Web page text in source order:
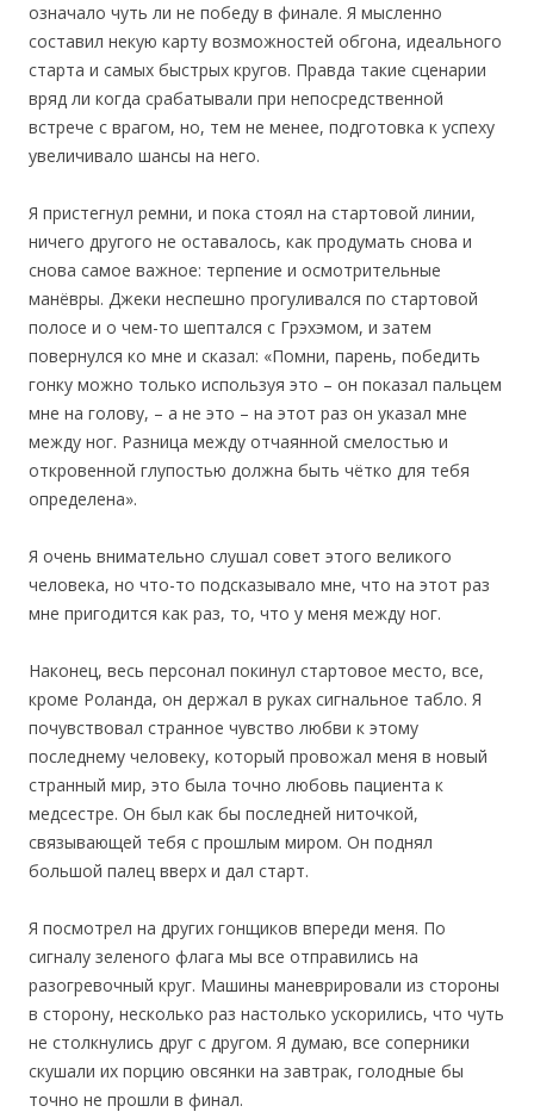
означало чуть ли не победу в финале. Я мысленно
составил некую карту возможностей обгона, идеального
старта и самых быстрых кругов. Правда такие сценарии
вряд ли когда срабатывали при непосредственной
встрече с врагом, но, тем не менее, подготовка к успеху
увеличивало шансы на него.
Я пристегнул ремни, и пока стоял на стартовой линии,
ничего другого не оставалось, как продумать снова и
снова самое важное: терпение и осмотрительные
манёвры. Джеки неспешно прогуливался по стартовой
полосе и о чем-то шептался с Грэхэмом, и затем
повернулся ко мне и сказал: «Помни, парень, победить
гонку можно только используя это – он показал пальцем
мне на голову, – а не это – на этот раз он указал мне
между ног. Разница между отчаянной смелостью и
откровенной глупостью должна быть чётко для тебя
определена».
Я очень внимательно слушал совет этого великого
человека, но что-то подсказывало мне, что на этот раз
мне пригодится как раз, то, что у меня между ног.
Наконец, весь персонал покинул стартовое место, все,
кроме Роланда, он держал в руках сигнальное табло. Я
почувствовал странное чувство любви к этому
последнему человеку, который провожал меня в новый
странный мир, это была точно любовь пациента к
медсестре. Он был как бы последней ниточкой,
связывающей тебя с прошлым миром. Он поднял
большой палец вверх и дал старт.
Я посмотрел на других гонщиков впереди меня. По
сигналу зеленого флага мы все отправились на
разогревочный круг. Машины маневрировали из стороны
в сторону, несколько раз настолько ускорились, что чуть
не столкнулись друг с другом. Я думаю, все соперники
скушали их порцию овсянки на завтрак, голодные бы
точно не прошли в финал.